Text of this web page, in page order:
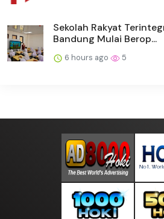
Sekolah Rakyat
Bandung Mulai Berop...
6 hours ago 5